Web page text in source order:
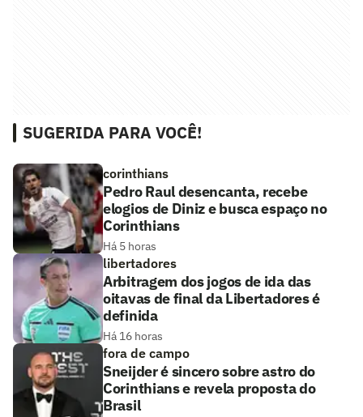
SUGERIDA PARA VOCÊ!
corinthians
Pedro Raul desencanta, recebe
elogios de Diniz e busca espaço no
Corinthians
Há 5 horas
libertadores
Arbitragem dos jogos de ida das
oitavas de final da Libertadores é
definida
Há 16 horas
fora de campo
Sneijder é sincero sobre astro do
Corinthians e revela proposta do
Brasil